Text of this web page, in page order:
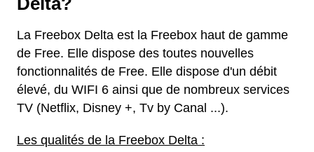
La Freebox Delta est la Freebox haut de gamme
de Free. Elle dispose des toutes nouvelles
fonctionnalités de Free. Elle dispose d'un débit
élevé, du WIFI 6 ainsi que de nombreux services
TV (Netflix, Disney +, Tv by Canal ...).
Les qualités de la Freebox Delta :